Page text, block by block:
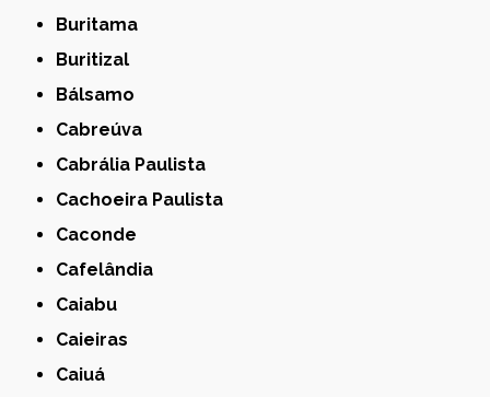
Buritama
Buritizal
Bálsamo
Cabreúva
Cabrália Paulista
Cachoeira Paulista
Caconde
Cafelândia
Caiabu
Caieiras
Caiuá